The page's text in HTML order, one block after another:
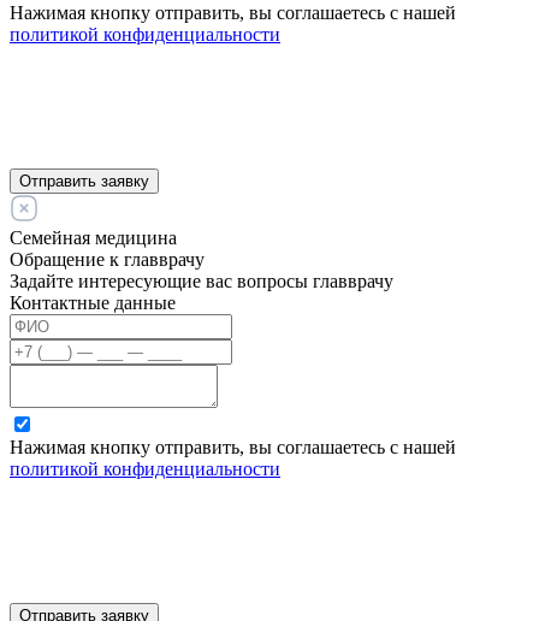
Нажимая кнопку отправить, вы соглашаетесь с нашей
политикой конфиденциальности
Отправить заявку
Семейная медицина
Обращение к главврачу
Задайте интересующие вас вопросы главврачу
Контактные данные
Нажимая кнопку отправить, вы соглашаетесь с нашей
политикой конфиденциальности
Отправить заявку